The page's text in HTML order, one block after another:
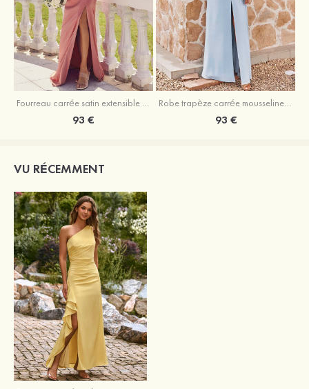
Fourreau carrée satin extensible ras du sol robe de demoiselle d'honneur
93 €
Robe trapèze carrée mousseline ras du sol robe de demoiselle d'honneur
93 €
VU RÉCEMMENT